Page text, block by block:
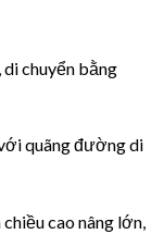
di chuyển bằng
quãng đường di
cao nâng lớn,